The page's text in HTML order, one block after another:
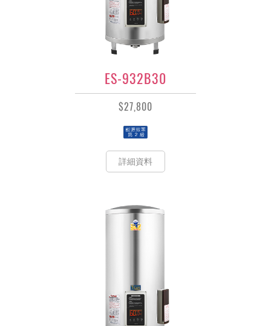
ES-932B30
$27,800
詳細資料